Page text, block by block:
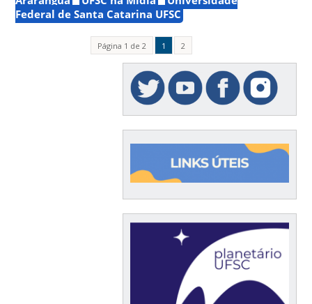
Federal de Santa Catarina UFSC
Página 1 de 2 1 2